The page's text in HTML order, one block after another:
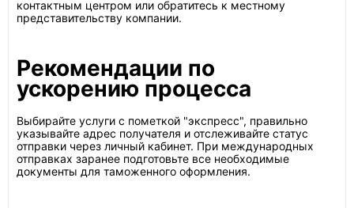
контактным центром или обратитесь к местному
представительству компании.
Рекомендации по
ускорению процесса
Выбирайте услуги с пометкой "экспресс", правильно
указывайте адрес получателя и отслеживайте статус
отправки через личный кабинет. При международных
отправках заранее подготовьте все необходимые
документы для таможенного оформления.